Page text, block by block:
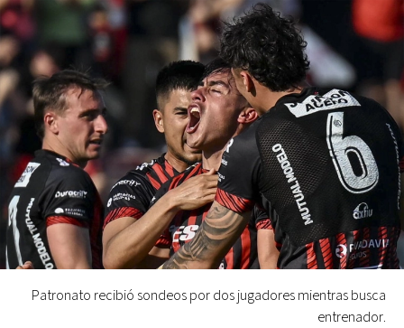
Patronato recibió sondeos por dos jugadores mientras busca
entrenador.